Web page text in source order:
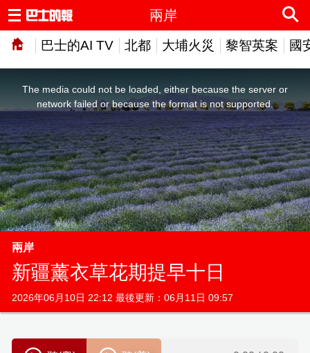
巴士的AI TV 北都 大埔火災 黎智英案 國
兩岸
The media could not be loaded, either because the server or
network failed or because the format is not supported.
兩岸
新疆薰衣草花期提早十日
2026年06月10日 22:12 最後更新：06月11日 09:57